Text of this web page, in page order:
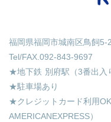
福岡県福岡市城南区鳥飼
Tel/FAX.092-843-9697
★地下鉄 別府駅（3番出入
★駐車場あり
★クレジットカード利用
AMERICANEXPRESS）